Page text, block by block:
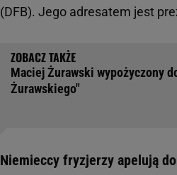
(DFB). Jego adresatem jest
Maciej Żurawski wypożyczony
Żurawskiego"
Niemieccy fryzjerzy apelują